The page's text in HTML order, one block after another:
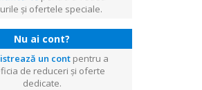
și ofertele speciale.
Nu ai cont?
un contpentru a
de reduceri și oferte
dedicate.